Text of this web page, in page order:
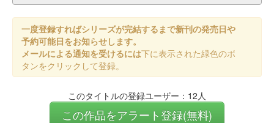
一度登録すればシリーズが完結するまで新刊の発売日や
予約可能日をお知らせします。
メールによる通知を受けるには下に表示された緑色のボ
タンをクリックして登録。
このタイトルの登録ユーザー：12人
この作品をアラート登録(無料)